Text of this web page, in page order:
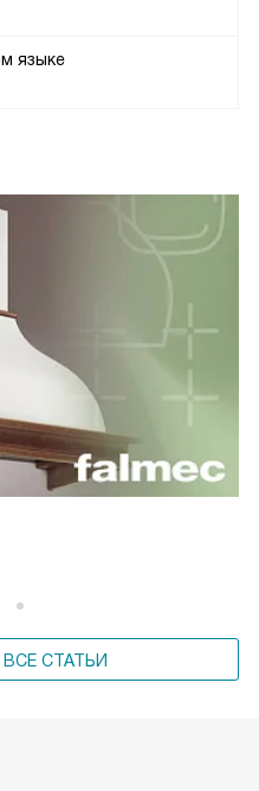
языке
СТАТЬИ